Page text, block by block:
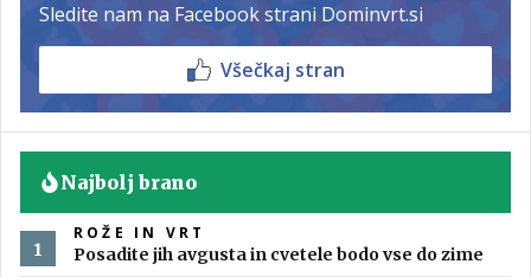
Sledite nam na Facebook strani Dominvrt.si
Všečkaj stran
Najbolj brano
ROŽE IN VRT
Posadite jih avgusta in cvetele bodo vse do zime